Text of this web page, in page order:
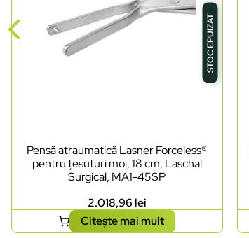
STOC EPUIZAT
Pensă atraumatică Lasner Forceless®
pentru țesuturi moi, 18 cm, Laschal
Surgical, MA1-45SP
2.018,96 lei
Citește mai mult